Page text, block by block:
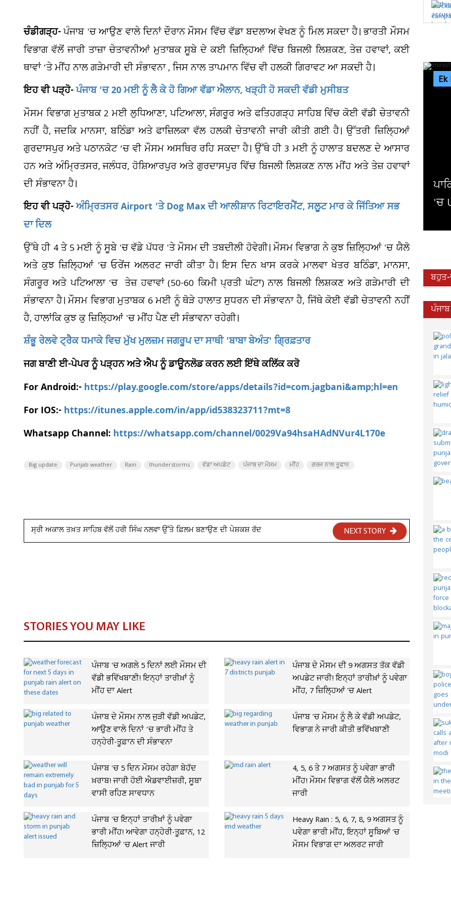
ਚੰਡੀਗੜ੍ਹ-ਪੰਜਾਬ 'ਚ ਆਉਣ ਵਾਲੇ ਦਿਨਾਂ ਦੌਰਾਨ ਮੌਸਮ ਵਿੱਚ ਵੱਡਾ ਬਦਲਾਅ ਵੇਖਣ ਨੂੰ ਮਿਲ ਸਕਦਾ ਹੈ। ਭਾਰਤੀ ਮੌਸਮ
ਵਿਭਾਗ ਵੱਲੋਂ ਜਾਰੀ ਤਾਜ਼ਾ ਚੇਤਾਵਨੀਆਂ ਮੁਤਾਬਕ ਸੂਬੇ ਦੇ ਕਈ ਜ਼ਿਲ੍ਹਿਆਂ ਵਿੱਚ ਬਿਜਲੀ ਲਿਸ਼ਕਣ, ਤੇਜ਼ ਹਵਾਵਾਂ, ਕਈ
ਥਾਵਾਂ ‘ਤੇ ਮੀਂਹ ਨਾਲ ਗੜੇਮਾਰੀ ਦੀ ਸੰਭਾਵਨਾ , ਜਿਸ ਨਾਲ ਤਾਪਮਾਨ ਵਿੱਚ ਵੀ ਹਲਕੀ ਗਿਰਾਵਟ ਆ ਸਕਦੀ ਹੈ।
ਇਹ ਵੀ ਪੜ੍ਹੋ-ਪੰਜਾਬ 'ਚ 20 ਮਈ ਨੂੰ ਲੈ ਕੇ ਹੋ ਗਿਆ ਵੱਡਾ ਐਲਾਨ, ਖੜ੍ਹੀ ਹੋ ਸਕਦੀ ਵੱਡੀ ਮੁਸੀਬਤ
ਮੌਸਮ ਵਿਭਾਗ ਮੁਤਾਬਕ 2 ਮਈ ਲੁਧਿਆਣਾ, ਪਟਿਆਲਾ, ਸੰਗਰੂਰ ਅਤੇ ਫਤਿਹਗੜ੍ਹ ਸਾਹਿਬ ਵਿੱਚ ਕੋਈ ਵੱਡੀ ਚੇਤਾਵਨੀ
ਨਹੀਂ ਹੈ, ਜਦਕਿ ਮਾਨਸਾ, ਬਠਿੰਡਾ ਅਤੇ ਫਾਜ਼ਿਲਕਾ ਵੱਲ ਹਲਕੀ ਚੇਤਾਵਨੀ ਜਾਰੀ ਕੀਤੀ ਗਈ ਹੈ। ਉੱਤਰੀ ਜ਼ਿਲ੍ਹਿਆਂ
ਗੁਰਦਾਸਪੁਰ ਅਤੇ ਪਠਾਨਕੋਟ ‘ਚ ਵੀ ਮੌਸਮ ਅਸਥਿਰ ਰਹਿ ਸਕਦਾ ਹੈ। ਉੱਥੇ ਹੀ 3 ਮਈ ਨੂੰ ਹਾਲਾਤ ਬਦਲਣ ਦੇ ਆਸਾਰ
ਹਨ ਅਤੇ ਅੰਮ੍ਰਿਤਸਰ, ਜਲੰਧਰ, ਹੋਸ਼ਿਆਰਪੁਰ ਅਤੇ ਗੁਰਦਾਸਪੁਰ ਵਿੱਚ ਬਿਜਲੀ ਲਿਸ਼ਕਣ ਨਾਲ ਮੀਂਹ ਅਤੇ ਤੇਜ਼ ਹਵਾਵਾਂ
ਦੀ ਸੰਭਾਵਨਾ ਹੈ।
ਇਹ ਵੀ ਪੜ੍ਹੋ-ਅੰਮ੍ਰਿਤਸਰ Airport 'ਤੇ Dog Max ਦੀ ਆਲੀਸ਼ਾਨ ਰਿਟਾਇਰਮੈਂਟ, ਸਲੂਟ ਮਾਰ ਕੇ ਜਿੱਤਿਆ ਸਭ
ਦਾ ਦਿਲ
ਉੱਥੇ ਹੀ 4 ਤੇ 5 ਮਈ ਨੂੰ ਸੂਬੇ 'ਚ ਵੱਡੇ ਪੱਧਰ 'ਤੇ ਮੌਸਮ ਦੀ ਤਬਦੀਲੀ ਹੋਵੇਗੀ। ਮੌਸਮ ਵਿਭਾਗ ਨੇ ਕੁਝ ਜ਼ਿਲ੍ਹਿਆਂ 'ਚ ਯੈਲੋ
ਅਤੇ ਕੁਝ ਜ਼ਿਲ੍ਹਿਆਂ 'ਚ ਓਰੇਂਜ ਅਲਰਟ ਜਾਰੀ ਕੀਤਾ ਹੈ। ਇਸ ਦਿਨ ਖਾਸ ਕਰਕੇ ਮਾਲਵਾ ਖੇਤਰ ਬਠਿੰਡਾ, ਮਾਨਸਾ,
ਸੰਗਰੂਰ ਅਤੇ ਪਟਿਆਲਾ 'ਚ ਤੇਜ਼ ਹਵਾਵਾਂ (50-60 ਕਿਮੀ ਪ੍ਰਤੀ ਘੰਟਾ) ਨਾਲ ਬਿਜਲੀ ਲਿਸ਼ਕਣ ਅਤੇ ਗੜੇਮਾਰੀ ਦੀ
ਸੰਭਾਵਨਾ ਹੈ। ਮੌਸਮ ਵਿਭਾਗ ਮੁਤਾਬਕ 6 ਮਈ ਨੂੰ ਥੋੜੇ ਹਾਲਾਤ ਸੁਧਰਨ ਦੀ ਸੰਭਾਵਨਾ ਹੈ, ਜਿੱਥੇ ਕੋਈ ਵੱਡੀ ਚੇਤਾਵਨੀ ਨਹੀਂ
ਹੈ, ਹਾਲਾਂਕਿ ਕੁਝ ਕੁ ਜ਼ਿਲ੍ਹਿਆਂ 'ਚ ਮੀਂਹ ਪੈਣ ਦੀ ਸੰਭਾਵਨਾ ਰਹੇਗੀ।
ਸ਼ੰਭੂ ਰੇਲਵੇ ਟ੍ਰੈਕ ਧਮਾਕੇ ਵਿਚ ਮੁੱਖ ਮੁਲਜ਼ਮ ਜਗਰੂਪ ਦਾ ਸਾਥੀ 'ਬਾਬਾ ਬੇਅੰਤ' ਗ੍ਰਿਫ਼ਤਾਰ
ਜਗ ਬਾਣੀ ਈ-ਪੇਪਰ ਨੂੰ ਪੜ੍ਹਨ ਅਤੇ ਐਪ ਨੂੰ ਡਾਊਨਲੋਡ ਕਰਨ ਲਈ ਇੱਥੇ ਕਲਿੱਕ ਕਰੋ
For Android:-https://play.google.com/store/apps/details?id=com.jagbani&amp;hl=en
For IOS:-https://itunes.apple.com/in/app/id538323711?mt=8
Whatsapp Channel: https://whatsapp.com/channel/0029Va94hsaHAdNVur4L170e
Big update Punjab weather Rain thunderstorms ਵੱਡਾ ਅਪਡੇਟ ਪੰਜਾਬ ਦਾ ਮੌਸਮ ਮੀਂਹ ਗਰਜ ਨਾਲ ਤੂਫਾਨ
ਸ੍ਰੀ ਅਕਾਲ ਤਖ਼ਤ ਸਾਹਿਬ ਵੱਲੋਂ ਹਰੀ ਸਿੰਘ ਨਲਵਾ ਉੱਤੇ ਫ਼ਿਲਮ ਬਣਾਉਣ ਦੀ ਪੇਸ਼ਕਸ਼ ਰੱਦ NEXT STORY
STORIES YOU MAY LIKE
ਪੰਜਾਬ 'ਚ ਅਗਲੇ 5 ਦਿਨਾਂ ਲਈ ਮੌਸਮ ਦੀ
ਵੱਡੀ ਭਵਿੱਖਬਾਣੀ! ਇਨ੍ਹਾਂ ਤਾਰੀਖ਼ਾਂ ਨੂੰ
ਮੀਂਹ ਦਾ Alert
ਪੰਜਾਬ ਦੇ ਮੌਸਮ ਦੀ 9 ਅਗਸਤ ਤੱਕ ਵੱਡੀ
ਅਪਡੇਟ ਜਾਰੀ! ਇਨ੍ਹਾਂ ਤਾਰੀਖ਼ਾਂ ਨੂੰ ਪਵੇਗਾ
ਮੀਂਹ, 7 ਜ਼ਿਲ੍ਹਿਆਂ 'ਚ Alert
ਪੰਜਾਬ ਦੇ ਮੌਸਮ ਨਾਲ ਜੁੜੀ ਵੱਡੀ ਅਪਡੇਟ,
ਆਉਣ ਵਾਲੇ ਦਿਨਾਂ ‘ਚ ਭਾਰੀ ਮੀਂਹ ਤੇ
ਹਨ੍ਹੇਰੀ-ਤੂਫ਼ਾਨ ਦੀ ਸੰਭਾਵਨਾ
ਪੰਜਾਬ 'ਚ ਮੌਸਮ ਨੂੰ ਲੈ ਕੇ ਵੱਡੀ ਅਪਡੇਟ,
ਵਿਭਾਗ ਨੇ ਜਾਰੀ ਕੀਤੀ ਭਵਿੱਖਬਾਣੀ
ਪੰਜਾਬ 'ਚ 5 ਦਿਨ ਮੌਸਮ ਰਹੇਗਾ ਬੇਹੱਦ
ਖ਼ਰਾਬ! ਜਾਰੀ ਹੋਈ ਐਡਵਾਈਜ਼ਰੀ, ਸੂਬਾ
ਵਾਸੀ ਰਹਿਣ ਸਾਵਧਾਨ
4, 5, 6 ਤੇ 7 ਅਗਸਤ ਨੂੰ ਪਵੇਗਾ ਭਾਰੀ
ਮੀਂਹ! ਮੌਸਮ ਵਿਭਾਗ ਵੱਲੋਂ ਯੈਲੋ ਅਲਰਟ
ਜਾਰੀ
ਪੰਜਾਬ 'ਚ ਇਨ੍ਹਾਂ ਤਾਰੀਖ਼ਾਂ ਨੂੰ ਪਵੇਗਾ
ਭਾਰੀ ਮੀਂਹ! ਆਵੇਗਾ ਹਨ੍ਹੇਰੀ-ਤੂਫ਼ਾਨ, 12
ਜ਼ਿਲ੍ਹਿਆਂ 'ਚ Alert ਜਾਰੀ
Heavy Rain : 5, 6, 7, 8, 9 ਅਗਸਤ ਨੂੰ
ਪਵੇਗਾ ਭਾਰੀ ਮੀਂਹ, ਇਨ੍ਹਾਂ ਸੂਬਿਆਂ 'ਚ
ਮੌਸਮ ਵਿਭਾਗ ਦਾ ਅਲਰਟ ਜਾਰੀ
Ek
ਪਾਕਿ-ਸਾਊਦੀ-ਤੁਰਕੀ ਸਮਝੌਤੇ
'ਚ US ਦੀ ਭੂਮਿਕਾ ਘਟਣ ਦੀ
ਬਹੁਤ-